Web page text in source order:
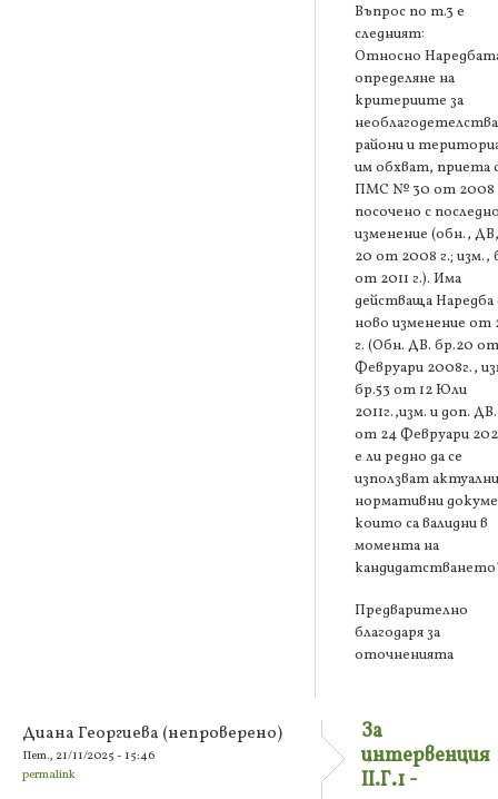
Въпрос по т.3 е
следният:
Относно
определяне на
критериите за
райони и
им обхват, приета
ПМС № 30 от 2008
посочено с
изменение (обн.,
20 от 2008 г.; изм.,
от 2011 г.). Има
действаща Наредба
ново изменение от
г. (Обн. ДВ. бр.20
Февруари 2008г.,
бр.53 от 12 Юли
2011г.,изм. и доп.
от 24 Февруари
е ли редно да се
използват
нормативни
които са валидни в
момента на
Предварително
благодаря за
оточненията
Диана Георгиева (непроверено)
Пет., 21/11/2025 - 15:46
permalink
За
интервенция
II.Г.1 -